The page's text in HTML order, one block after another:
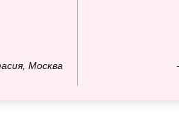
Москва